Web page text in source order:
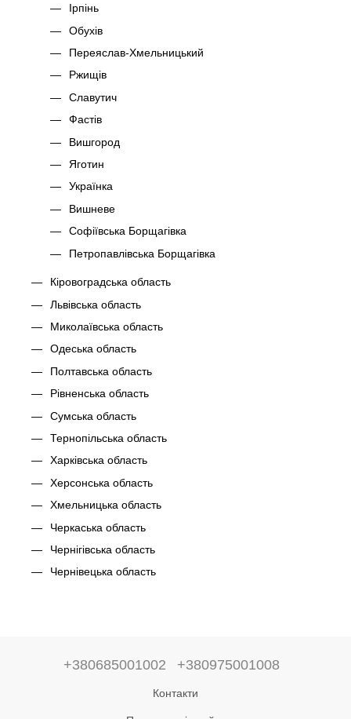
Ірпінь
Обухів
Переяслав-Хмельницький
Ржищів
Славутич
Фастів
Вишгород
Яготин
Українка
Вишневе
Софіївська Борщагівка
Петропавлівська Борщагівка
Кіровоградська область
Львівська область
Миколаївська область
Одеська область
Полтавська область
Рівненська область
Сумська область
Тернопільська область
Харківська область
Херсонська область
Хмельницька область
Черкаська область
Чернігівська область
Чернівецька область
+380685001002 +380975001008
Контакти